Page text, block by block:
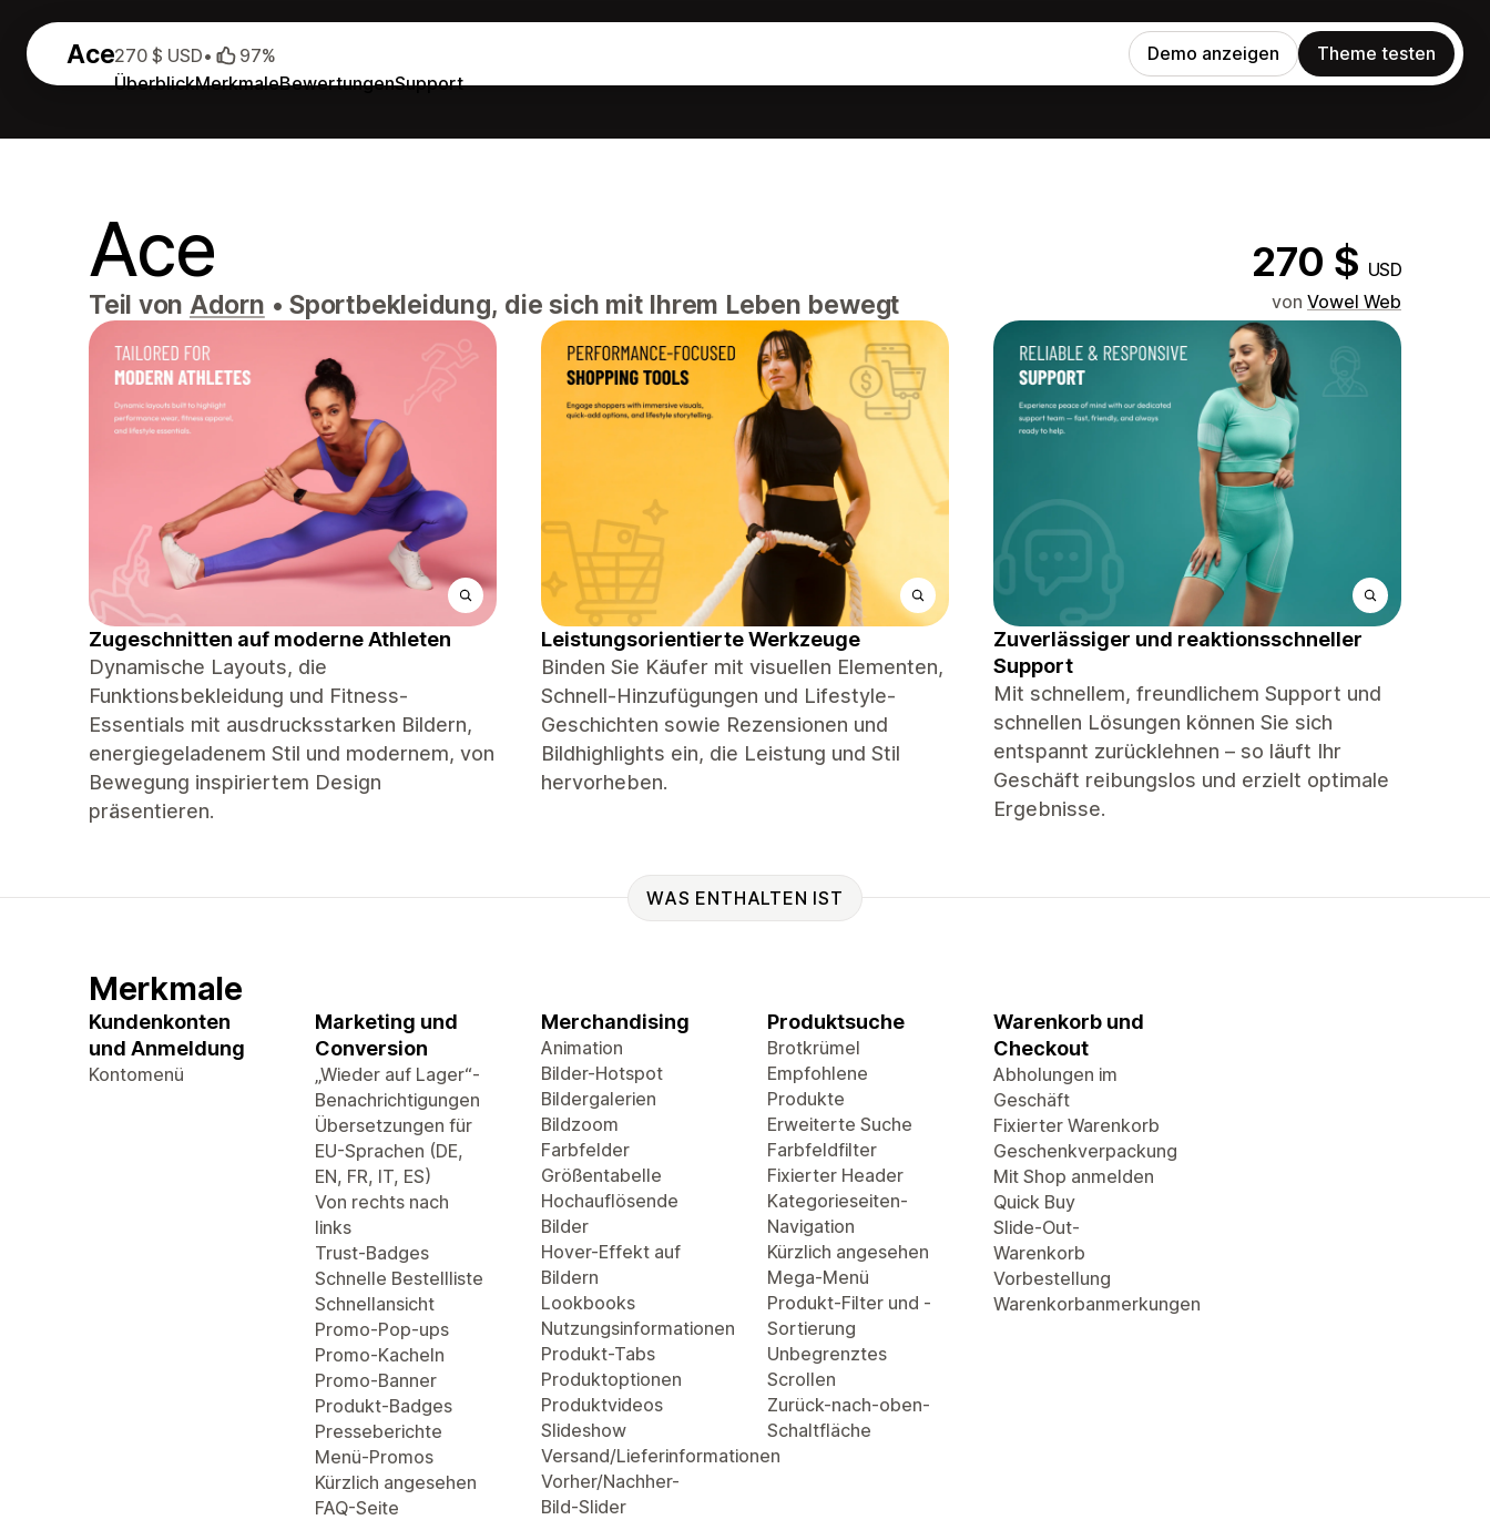
Ace
ÜberblickMerkmaleBewertungenSupport
270 $ USD• 97% Demo anzeigen Theme testen
Ace 270 $ USD
Teil von Adorn • Sportbekleidung, die sich mit Ihrem Leben bewegt von Vowel Web
Zugeschnitten auf moderne Athleten
Dynamische Layouts, die
Funktionsbekleidung und Fitness-
Essentials mit ausdrucksstarken Bildern,
energiegeladenem Stil und modernem, von
Bewegung inspiriertem Design
präsentieren.
Leistungsorientierte Werkzeuge
Binden Sie Käufer mit visuellen Elementen,
Schnell-Hinzufügungen und Lifestyle-
Geschichten sowie Rezensionen und
Bildhighlights ein, die Leistung und Stil
hervorheben.
Zuverlässiger und reaktionsschneller
Support
Mit schnellem, freundlichem Support und
schnellen Lösungen können Sie sich
entspannt zurücklehnen – so läuft Ihr
Geschäft reibungslos und erzielt optimale
Ergebnisse.
WAS ENTHALTEN IST
Merkmale
Kundenkonten
und Anmeldung
Kontomenü
Marketing und
Conversion
„Wieder auf Lager“-
Benachrichtigungen
Übersetzungen für
EU-Sprachen (DE,
EN, FR, IT, ES)
Von rechts nach
links
Trust-Badges
Schnelle Bestellliste
Schnellansicht
Promo-Pop-ups
Promo-Kacheln
Promo-Banner
Produkt-Badges
Presseberichte
Menü-Promos
Kürzlich angesehen
FAQ-Seite
Merchandising
Animation
Bilder-Hotspot
Bildergalerien
Bildzoom
Farbfelder
Größentabelle
Hochauflösende
Bilder
Hover-Effekt auf
Bildern
Lookbooks
Nutzungsinformationen
Produkt-Tabs
Produktoptionen
Produktvideos
Slideshow
Versand/Lieferinformationen
Vorher/Nachher-
Bild-Slider
Produktsuche
Brotkrümel
Empfohlene
Produkte
Erweiterte Suche
Farbfeldfilter
Fixierter Header
Kategorieseiten-
Navigation
Kürzlich angesehen
Mega-Menü
Produkt-Filter und -
Sortierung
Unbegrenztes
Scrollen
Zurück-nach-oben-
Schaltfläche
Warenkorb und
Checkout
Abholungen im
Geschäft
Fixierter Warenkorb
Geschenkverpackung
Mit Shop anmelden
Quick Buy
Slide-Out-
Warenkorb
Vorbestellung
Warenkorbanmerkungen